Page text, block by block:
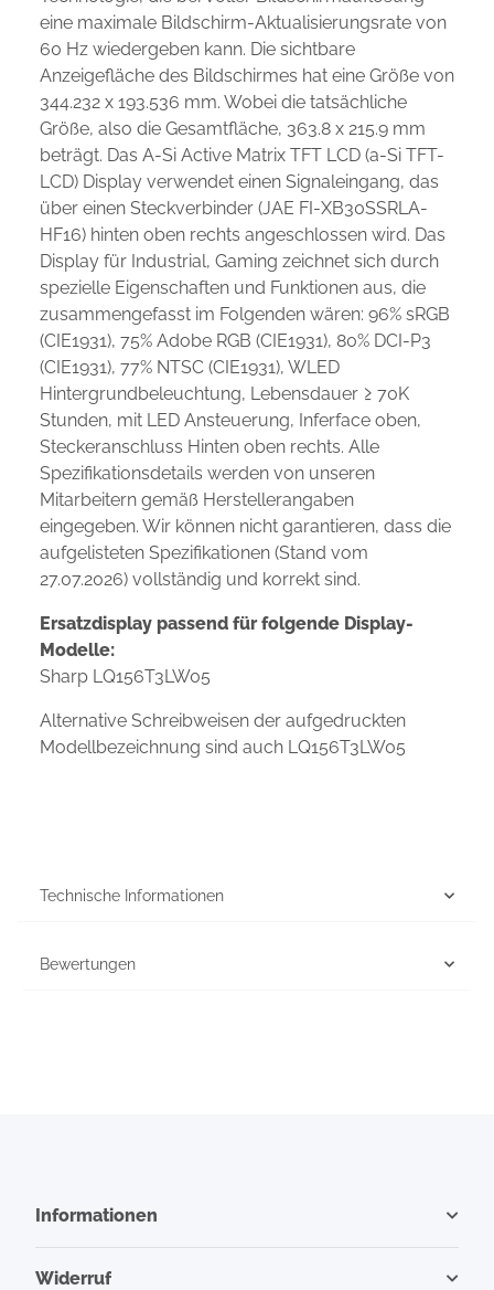
eine maximale Bildschirm-Aktualisierungsrate von
60 Hz wiedergeben kann. Die sichtbare
Anzeigefläche des Bildschirmes hat eine Größe von
344.232 x 193.536 mm. Wobei die tatsächliche
Größe, also die Gesamtfläche, 363.8 x 215.9 mm
beträgt. Das A-Si Active Matrix TFT LCD (a-Si TFT-
LCD) Display verwendet einen Signaleingang, das
über einen Steckverbinder (JAE FI-XB30SSRLA-
HF16) hinten oben rechts angeschlossen wird. Das
Display für Industrial, Gaming zeichnet sich durch
spezielle Eigenschaften und Funktionen aus, die
zusammengefasst im Folgenden wären: 96% sRGB
(CIE1931), 75% Adobe RGB (CIE1931), 80% DCI-P3
(CIE1931), 77% NTSC (CIE1931), WLED
Hintergrundbeleuchtung, Lebensdauer ≥ 70K
Stunden, mit LED Ansteuerung, Inferface oben,
Steckeranschluss Hinten oben rechts. Alle
Spezifikationsdetails werden von unseren
Mitarbeitern gemäß Herstellerangaben
eingegeben. Wir können nicht garantieren, dass die
aufgelisteten Spezifikationen (Stand vom
27.07.2026) vollständig und korrekt sind.
Ersatzdisplay passend für folgende Display-
Modelle:
Sharp LQ156T3LW05
Alternative Schreibweisen der aufgedruckten
Modellbezeichnung sind auch LQ156T3LW05
Technische Informationen
Bewertungen
Informationen
Widerruf